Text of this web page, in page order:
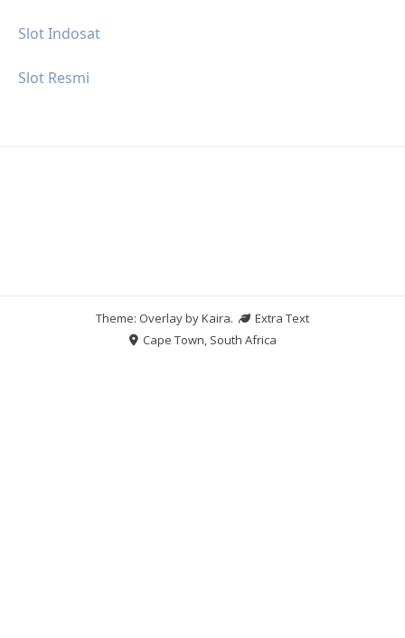
Slot Indosat
Slot Resmi
Theme: Overlay byKaira.
Extra Text
Cape Town, South Africa